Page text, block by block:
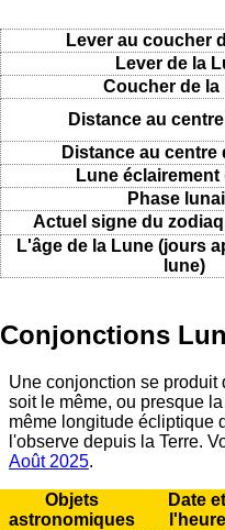
Lever au coucher
Lever de la
Coucher de la
Distance au
Distance au centre
Lune éclairement
Phase
Actuel signe du
L'âge de la Lune (jours
lune)
Conjonctions
Une conjonction se produit
soit le même, ou presque
même longitude écliptique
l'observe depuis la Terre.
Août 2025.
Objets
astronomiques
Date et
l'heure